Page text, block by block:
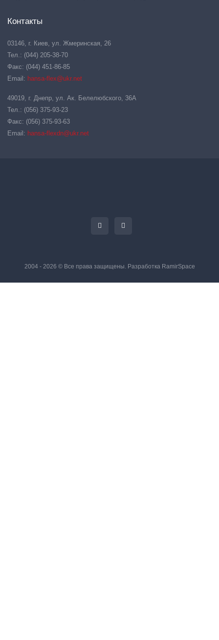
Контакты
03146, г. Киев, ул. Жмеринская, 26
Тел.: (044) 205-38-70
Факс: (044) 451-86-85
Email: hansa-flex@ukr.net
49019, г. Днепр, ул. Ак. Белелюбского, 36А
Тел.: (056) 375-93-23
Факс: (056) 375-93-63
Email: hansa-flexdn@ukr.net
2004 - 2026 © Все права защищены. Разработка RamirSpace